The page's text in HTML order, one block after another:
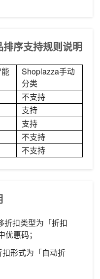
序支持规则说明
Shoplazza手动
分类
不支持
支持
支持
不支持
不支持
折扣类型为「折扣
惠码；
形式为「自动折